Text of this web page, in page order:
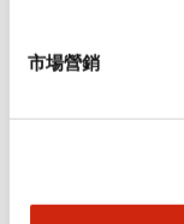
市場營銷